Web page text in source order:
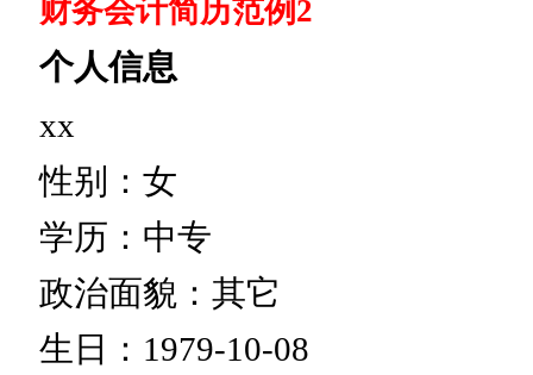
财务会计简历范例2
个人信息
xx
性别：女
学历：中专
政治面貌：其它
生日：1979-10-08